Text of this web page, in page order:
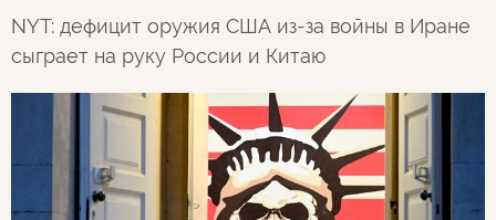
NYT: дефицит оружия США из-за войны в Иране
сыграет на руку России и Китаю